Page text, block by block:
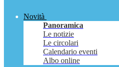
Novità
Panoramica
Le notizie
Le circolari
Calendario eventi
Albo online